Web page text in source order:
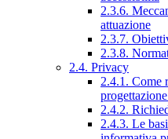
2.3.6.
attuazione
2.3.7.
2.3.8.
2.4. Privacy
2.4.1. Come
2.4.2.
2.4.3. Le